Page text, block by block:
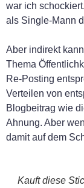
war ich
als Single-Mann
Aber indirekt
Thema
Re-Posting
Verteilen von
Blogbeitrag wie
Ahnung. Aber
damit auf dem
Kauft diese